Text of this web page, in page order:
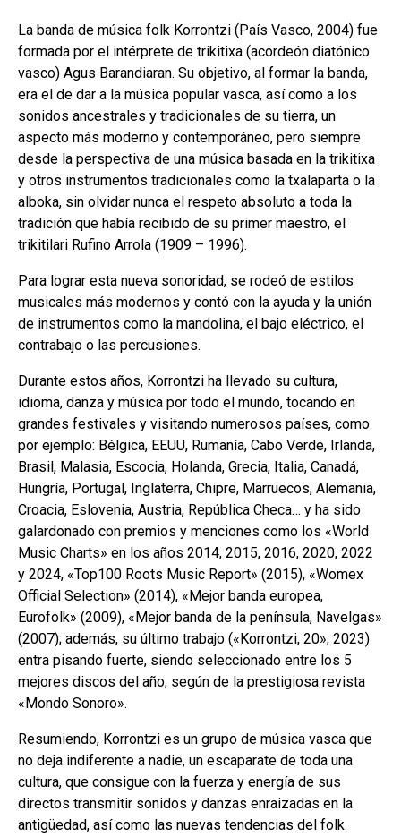
La banda de música folk Korrontzi (País Vasco, 2004) fue
formada por el intérprete de trikitixa (acordeón diatónico
vasco) Agus Barandiaran. Su objetivo, al formar la banda,
era el de dar a la música popular vasca, así como a los
sonidos ancestrales y tradicionales de su tierra, un
aspecto más moderno y contemporáneo, pero siempre
desde la perspectiva de una música basada en la trikitixa
y otros instrumentos tradicionales como la txalaparta o la
alboka, sin olvidar nunca el respeto absoluto a toda la
tradición que había recibido de su primer maestro, el
trikitilari Rufino Arrola (1909 – 1996).
Para lograr esta nueva sonoridad, se rodeó de estilos
musicales más modernos y contó con la ayuda y la unión
de instrumentos como la mandolina, el bajo eléctrico, el
contrabajo o las percusiones.
Durante estos años, Korrontzi ha llevado su cultura,
idioma, danza y música por todo el mundo, tocando en
grandes festivales y visitando numerosos países, como
por ejemplo: Bélgica, EEUU, Rumanía, Cabo Verde, Irlanda,
Brasil, Malasia, Escocia, Holanda, Grecia, Italia, Canadá,
Hungría, Portugal, Inglaterra, Chipre, Marruecos, Alemania,
Croacia, Eslovenia, Austria, República Checa… y ha sido
galardonado con premios y menciones como los «World
Music Charts» en los años 2014, 2015, 2016, 2020, 2022
y 2024, «Top100 Roots Music Report» (2015), «Womex
Official Selection» (2014), «Mejor banda europea,
Eurofolk» (2009), «Mejor banda de la península, Navelgas»
(2007); además, su último trabajo («Korrontzi, 20», 2023)
entra pisando fuerte, siendo seleccionado entre los 5
mejores discos del año, según de la prestigiosa revista
«Mondo Sonoro».
Resumiendo, Korrontzi es un grupo de música vasca que
no deja indiferente a nadie, un escaparate de toda una
cultura, que consigue con la fuerza y energía de sus
directos transmitir sonidos y danzas enraizadas en la
antigüedad, así como las nuevas tendencias del folk.